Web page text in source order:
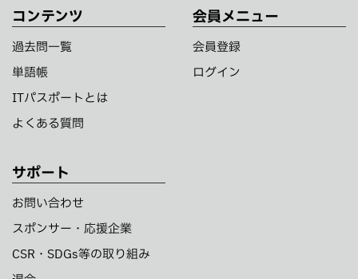
コンテンツ
過去問一覧
単語帳
ITパスポートとは
よくある質問
会員メニュー
会員登録
ログイン
サポート
お問い合わせ
スポンサー・応援企業
CSR・SDGs等の取り組み